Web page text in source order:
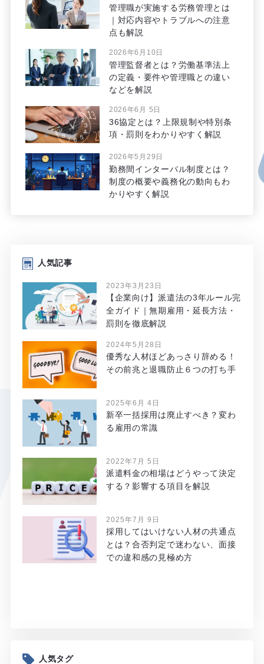
管理職が実施する労務管理とは
｜対応内容やトラブルへの注意
点も解説
2026年6月10日
管理監督者とは？労働基準法上
の定義・要件や管理職との違い
などを解説
2026年6月 5日
36協定とは？上限規制や特別条
項・罰則をわかりやすく解説
2026年5月29日
勤務間インターバル制度とは？
制度の概要や義務化の動向もわ
かりやすく解説
人気記事
2023年3月23日
【企業向け】派遣法の3年ルール完
全ガイド｜無期雇用・延長方法・
罰則を徹底解説
2024年5月28日
優秀な人材ほどあっさり辞める！
その前兆と退職防止６つの打ち手
2025年6月 4日
新卒一括採用は廃止すべき？変わ
る雇用の常識
2022年7月 5日
派遣料金の相場はどうやって決定
する？影響する項目を解説
2025年7月 9日
採用してはいけない人材の共通点
とは？合否判定で迷わない、面接
での違和感の見極め方
人気タグ